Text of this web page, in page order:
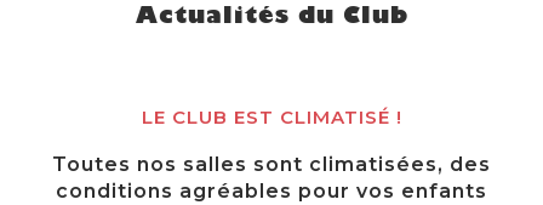
Actualités du Club
LE CLUB EST CLIMATISÉ !
Toutes nos salles sont climatisées, des
conditions agréables pour vos enfants